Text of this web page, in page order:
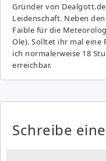
Gründer von
Leidenschaft. Neben
Fai­ble für die
Ole). Solltet ihr mal eine
ich normalerweise 18
erreichbar.
Schreibe